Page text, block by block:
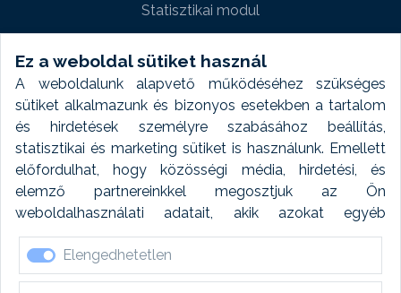
Ez a weboldal sütiket használ
A weboldalunk alapvető működéséhez szükséges
sütiket alkalmazunk és bizonyos esetekben a tartalom
és hirdetések személyre szabásához beállítás,
statisztikai és marketing sütiket is használunk. Emellett
előfordulhat, hogy közösségi média, hirdetési, és
elemző partnereinkkel megosztjuk az Ön
weboldalhasználati adatait, akik azokat egyéb
forrásokból gyűjtött adatokkal kombinálhatják. A sütik
elfogadásával kapcsolatosan naplózást végzünk és
ezen adatokat 6 hónap után automatikusan töröljük. A
Elengedhetetlen
Statisztikai modul
Weboldal modul
Fényképtár extra modul
Autómosó modul
Feladatütemezés